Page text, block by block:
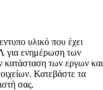
υλικό που έχει
για ενημέρωση των
κατάσταση των εργων και
Κατεβάστε τα
σας.